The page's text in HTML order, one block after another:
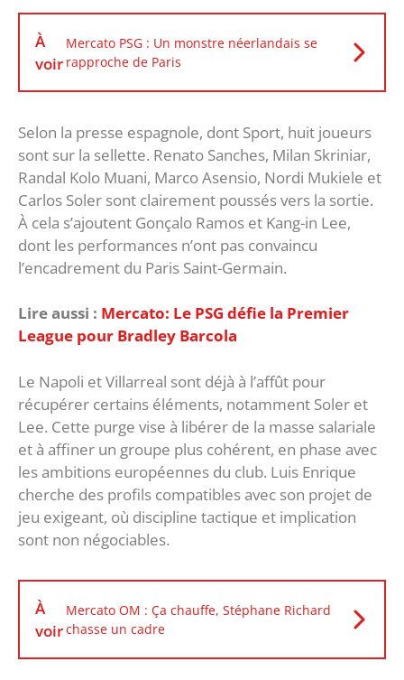
À
voir
Mercato PSG : Un monstre néerlandais se
rapproche de Paris
Selon la presse espagnole, dont Sport, huit joueurs
sont sur la sellette. Renato Sanches, Milan Skriniar,
Randal Kolo Muani, Marco Asensio, Nordi Mukiele et
Carlos Soler sont clairement poussés vers la sortie.
À cela s’ajoutent Gonçalo Ramos et Kang-in Lee,
dont les performances n’ont pas convaincu
l’encadrement du Paris Saint-Germain.
Lire aussi : Mercato: Le PSG défie la Premier
League pour Bradley Barcola
Le Napoli et Villarreal sont déjà à l’affût pour
récupérer certains éléments, notamment Soler et
Lee. Cette purge vise à libérer de la masse salariale
et à affiner un groupe plus cohérent, en phase avec
les ambitions européennes du club. Luis Enrique
cherche des profils compatibles avec son projet de
jeu exigeant, où discipline tactique et implication
sont non négociables.
À
voir
Mercato OM : Ça chauffe, Stéphane Richard
chasse un cadre